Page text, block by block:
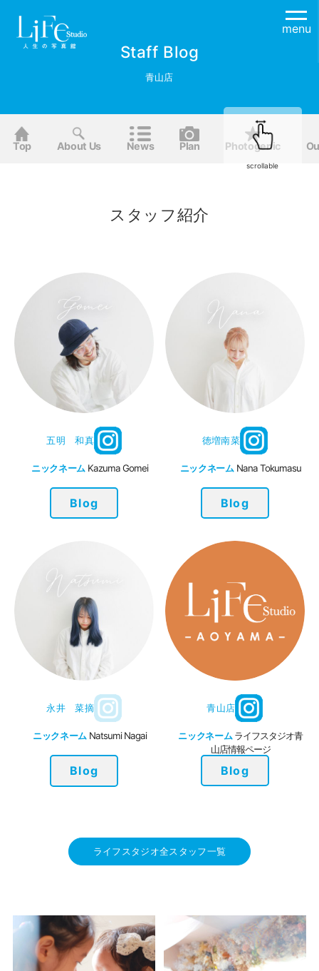
menu
Staff Blog
青山店
Top About Us News Plan Photogenic
スタッフ紹介
五明 和真
ニックネーム Kazuma Gomei
Blog
徳増南菜
ニックネーム Nana Tokumasu
Blog
永井 菜摘
ニックネーム Natsumi Nagai
Blog
青山店
ニックネーム ライフスタジオ青
山店情報ページ
Blog
ライフスタジオ全スタッフ一覧